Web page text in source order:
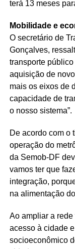
terá 13 meses
Mobilidade e
O secretário de
Gonçalves,
transporte
aquisição de
mais os eixos de
capacidade de
o nosso sistema”.
De acordo com o
operação do
da Semob-DF
vamos ter que
integração,
na alimentação
Ao ampliar a
acesso à cidade
socioeconômico